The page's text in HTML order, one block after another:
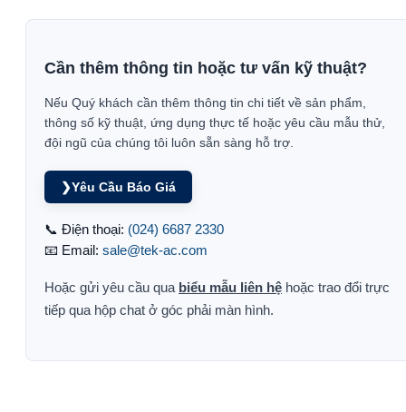
Cần thêm thông tin hoặc tư vấn kỹ thuật?
Nếu Quý khách cần thêm thông tin chi tiết về sản phẩm,
thông số kỹ thuật, ứng dụng thực tế hoặc yêu cầu mẫu thử,
đội ngũ của chúng tôi luôn sẵn sàng hỗ trợ.
❯Yêu Cầu Báo Giá
📞 Điện thoại: (024) 6687 2330
📧 Email: sale@tek-ac.com
Hoặc gửi yêu cầu qua biểu mẫu liên hệ hoặc trao đổi trực
tiếp qua hộp chat ở góc phải màn hình.